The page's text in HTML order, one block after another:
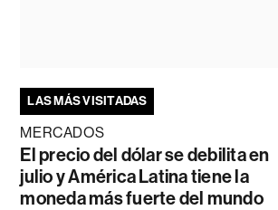
LAS MÁS VISITADAS
MERCADOS
El precio del dólar se debilita en
julio y América Latina tiene la
moneda más fuerte del mundo